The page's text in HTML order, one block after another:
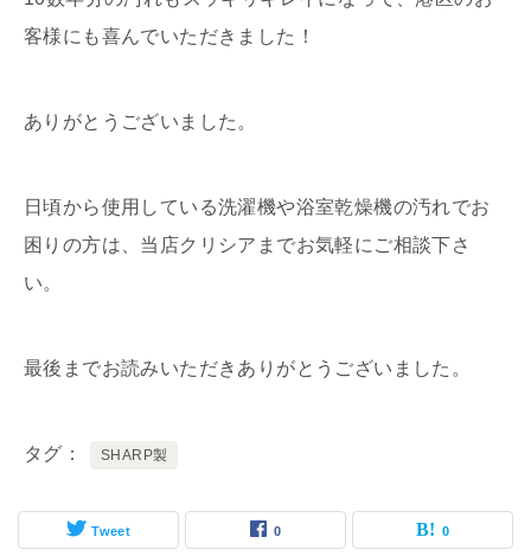
客様にも喜んでいただきました！
ありがとうございました。
日頃から使用している洗濯機や浴室乾燥機の汚れでお
困りの方は、当店クリシアまでお気軽にご相談下さ
い。
最後までお読みいただきありがとうございました。
タグ SHARP製
Tweet 0 0